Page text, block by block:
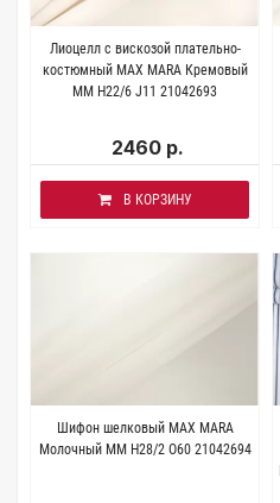
Лиоцелл с вискозой плательно-
костюмный MAX MARA Кремовый
MM H22/6 J11 21042693
2460 р.
В КОРЗИНУ
Шифон шелковый MAX MARA
Молочный MM H28/2 O60 21042694